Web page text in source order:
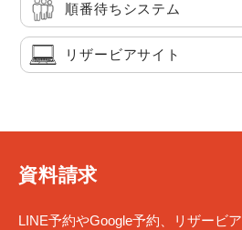
順番待ちシステム
リザービアサイト
資料請求
LINE予約やGoogle予約、リザービ